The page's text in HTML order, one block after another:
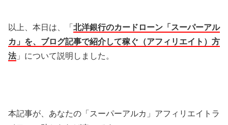
以上、本日は、「 北洋銀行のカードローン「スーパーアル
カ」を、ブログ記事で紹介して稼ぐ（アフィリエイト）方
法」について説明しました。
本記事が、あなたの「スーパーアルカ」アフィリエイトラ